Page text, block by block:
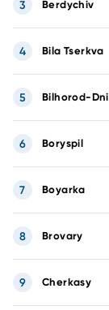
Berdychiv
3
Bila Tserkva
4
Bilhorod-
5
Boryspil
6
Boyarka
7
Brovary
8
Cherkasy
9